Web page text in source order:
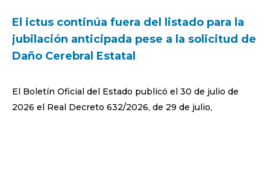
El ictus continúa fuera del listado para la
jubilación anticipada pese a la solicitud de
Daño Cerebral Estatal
El Boletín Oficial del Estado publicó el 30 de julio de
2026 el Real Decreto 632/2026, de 29 de julio,